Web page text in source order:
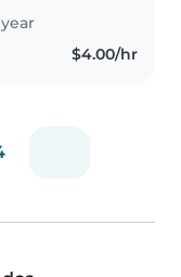
lo que
$4.00/hr